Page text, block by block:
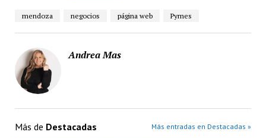
mendoza negocios página web Pymes
Andrea Mas
Más de Destacadas Más entradas en Destacadas »